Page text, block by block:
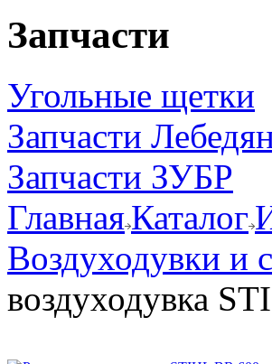
Запчасти
Угольные щетки
Запчасти
Запчасти ЗУБР
ГлавнаяКаталог
Воздуходувки и
воздуходувка